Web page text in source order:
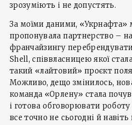
зрозуміють і не допустять.
За моїми даними, «Укрнафта»
пропонувала партнерство –
франчайзингу
Shell, співвласницею якої
такий «лайтовий» проєкт
Можливо, дещо змінилось,
команда «Орлену» стала
і готова обговорювати роботу
все точно не сьогодні й навіть